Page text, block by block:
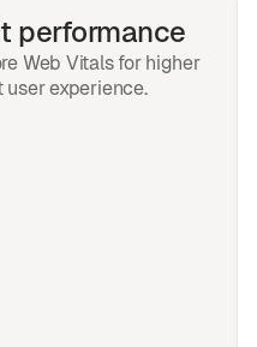
performance
Web Vitals for higher
experience.